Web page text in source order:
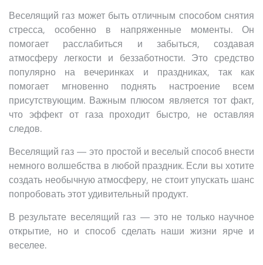
Веселящий газ может быть отличным способом снятия
стресса, особенно в напряженные моменты. Он
помогает расслабиться и забыться, создавая
атмосферу легкости и беззаботности. Это средство
популярно на вечеринках и праздниках, так как
помогает мгновенно поднять настроение всем
присутствующим. Важным плюсом является тот факт,
что эффект от газа проходит быстро, не оставляя
следов.
Веселящий газ — это простой и веселый способ внести
немного волшебства в любой праздник. Если вы хотите
создать необычную атмосферу, не стоит упускать шанс
попробовать этот удивительный продукт.
В результате веселящий газ — это не только научное
открытие, но и способ сделать наши жизни ярче и
веселее.